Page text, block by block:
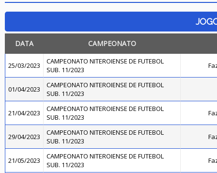
DATA CAMPEONATO
25/03/2023
CAMPEONATO NITEROIENSE DE FUTEBOL
SUB. 11/2023
01/04/2023
CAMPEONATO NITEROIENSE DE FUTEBOL
SUB. 11/2023
21/04/2023
CAMPEONATO NITEROIENSE DE FUTEBOL
SUB. 11/2023
29/04/2023
CAMPEONATO NITEROIENSE DE FUTEBOL
SUB. 11/2023
21/05/2023
CAMPEONATO NITEROIENSE DE FUTEBOL
SUB. 11/2023